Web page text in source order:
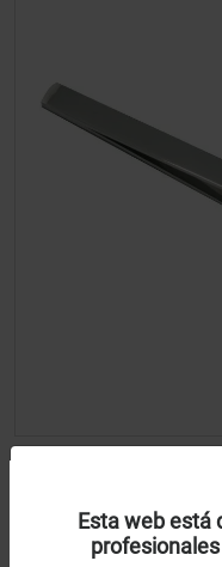
Royal Dent
Utilizamos cookies
Esta web está